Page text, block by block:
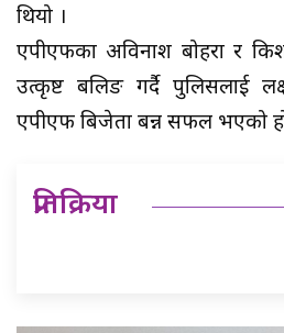
थियो ।
एपीएफका अविनाश बोहरा र
उत्कृष्ट बलिङ गर्दै पुलिसलाई
एपीएफ बिजेता बन्न सफल भएको
प्रतिक्रिया